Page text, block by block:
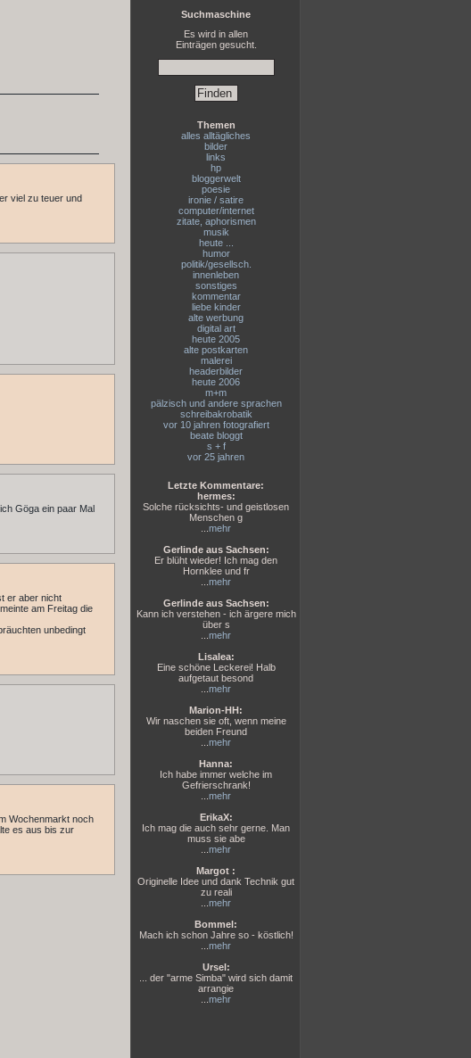
viel zu teuer und
Göga ein paar Mal
er aber nicht
am Freitag die
unbedingt
Wochenmarkt noch
es aus bis zur
Suchmaschine
Es wird in allen
Einträgen gesucht.
Themen
alles alltägliches
bilder
links
hp
bloggerwelt
poesie
ironie / satire
computer/internet
zitate, aphorismen
musik
heute ...
humor
politik/gesellsch.
innenleben
sonstiges
kommentar
liebe kinder
alte werbung
digital art
heute 2005
alte postkarten
malerei
headerbilder
heute 2006
m+m
pälzisch und andere sprachen
schreibakrobatik
vor 10 jahren fotografiert
beate bloggt
s + f
vor 25 jahren
Letzte Kommentare:
hermes:
Solche rücksichts- und geistlosen
Menschen g
mehr
Gerlinde aus Sachsen:
Er blüht wieder! Ich mag den
Hornklee und fr
mehr
Gerlinde aus Sachsen:
Kann ich verstehen - ich ärgere mich
über s
mehr
Lisalea:
Eine schöne Leckerei! Halb
aufgetaut besond
mehr
Marion-HH:
Wir naschen sie oft, wenn meine
beiden Freund
mehr
Hanna:
Ich habe immer welche im
Gefrierschrank!
mehr
ErikaX:
Ich mag die auch sehr gerne. Man
muss sie abe
mehr
Margot :
Originelle Idee und dank Technik gut
zu reali
mehr
Bommel:
Mach ich schon Jahre so - köstlich!
mehr
Ursel:
... der "arme Simba" wird sich damit
arrangie
mehr